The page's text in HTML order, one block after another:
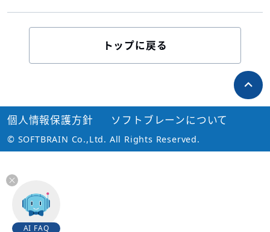
トップに戻る
© SOFTBRAIN Co.,Ltd. All Rights Reserved.
個人情報保護方針 ソフトブレーンについて
AI FAQ